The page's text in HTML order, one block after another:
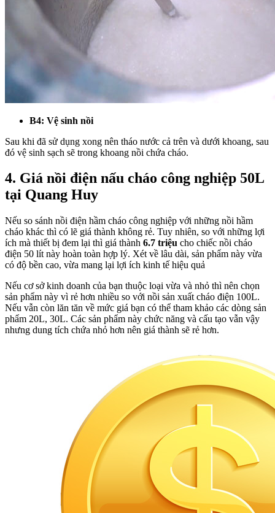
B4: Vệ sinh nồi
Sau khi đã sử dụng xong nên tháo nước cả trên và dưới khoang, sau
đó vệ sinh sạch sẽ trong khoang nồi chứa cháo.
4. Giá nồi điện nấu cháo công nghiệp 50L
tại Quang Huy
Nếu so sánh nồi điện hầm cháo công nghiệp với những nồi hầm
cháo khác thì có lẽ giá thành không rẻ. Tuy nhiên, so với những lợi
ích mà thiết bị đem lại thì giá thành 6.7 triệu cho chiếc nồi cháo
điện 50 lít này hoàn toàn hợp lý. Xét về lâu dài, sản phẩm này vừa
có độ bền cao, vừa mang lại lợi ích kinh tế hiệu quả
Nếu cơ sở kinh doanh của bạn thuộc loại vừa và nhỏ thì nên chọn
sản phẩm này vì rẻ hơn nhiều so với nồi sản xuất cháo điện 100L.
Nếu vẫn còn lăn tăn về mức giá bạn có thể tham khảo các dòng sản
phẩm 20L, 30L. Các sản phẩm này chức năng và cấu tạo vẫn vậy
nhưng dung tích chứa nhỏ hơn nên giá thành sẽ rẻ hơn.